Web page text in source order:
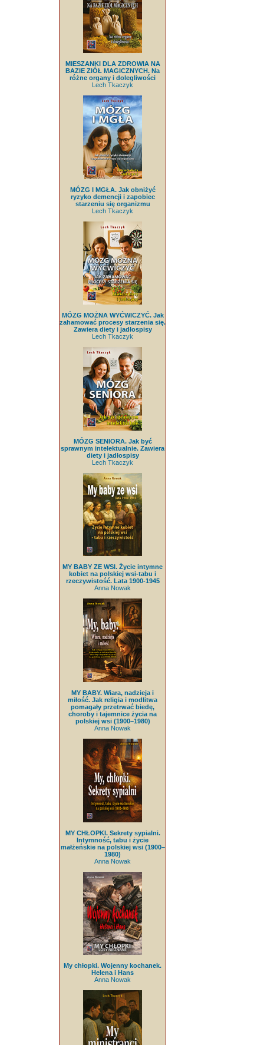
MIESZANKI DLA ZDROWIA NA
BAZIE ZIÓŁ MAGICZNYCH. Na
różne organy i dolegliwości
Lech Tkaczyk
MÓZG I MGŁA. Jak obniżyć
ryzyko demencji i zapobiec
starzeniu się organizmu
Lech Tkaczyk
MÓZG MOŻNA WYĆWICZYĆ. Jak
zahamować procesy starzenia się.
Zawiera diety i jadłospisy
Lech Tkaczyk
MÓZG SENIORA. Jak być
sprawnym intelektualnie. Zawiera
diety i jadłospisy
Lech Tkaczyk
MY BABY ZE WSI. Życie intymne
kobiet na polskiej wsi-tabu i
rzeczywistość. Lata 1900-1945
Anna Nowak
MY BABY. Wiara, nadzieja i
miłość. Jak religia i modlitwa
pomagały przetrwać biedę,
choroby i tajemnice życia na
polskiej wsi (1900–1980)
Anna Nowak
MY CHŁOPKI. Sekrety sypialni.
Intymność, tabu i życie
małżeńskie na polskiej wsi (1900–
1980)
Anna Nowak
My chłopki. Wojenny kochanek.
Helena i Hans
Anna Nowak